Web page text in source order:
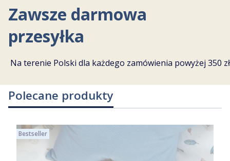
Zawsze darmowa
przesyłka
Na terenie Polski dla każdego zamówienia powyżej 350 zł
Polecane produkty
Bestseller